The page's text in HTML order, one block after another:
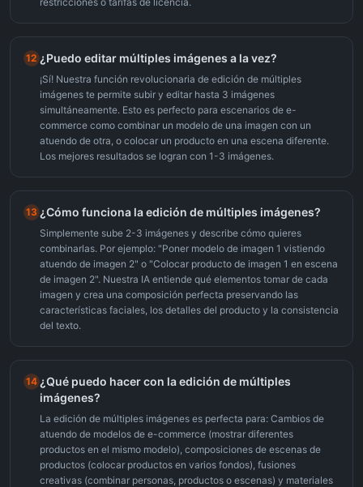
12 ¿Puedo editar múltiples imágenes a la vez?
¡Sí! Nuestra función revolucionaria de edición de múltiples
imágenes te permite subir y editar hasta 3 imágenes
simultáneamente. Esto es perfecto para escenarios de e-
commerce como combinar un modelo de una imagen con un
atuendo de otra, o colocar un producto en una escena diferente.
Los mejores resultados se logran con 1-3 imágenes.
13 ¿Cómo funciona la edición de múltiples imágenes?
Simplemente sube 2-3 imágenes y describe cómo quieres
combinarlas. Por ejemplo: "Poner modelo de imagen 1 vistiendo
atuendo de imagen 2" o "Colocar producto de imagen 1 en escena
de imagen 2". Nuestra IA entiende qué elementos tomar de cada
imagen y crea una composición perfecta preservando las
características faciales, los detalles del producto y la consistencia
del texto.
14 ¿Qué puedo hacer con la edición de múltiples
imágenes?
La edición de múltiples imágenes es perfecta para: Cambios de
atuendo de modelos de e-commerce (mostrar diferentes
productos en el mismo modelo), composiciones de escenas de
productos (colocar productos en varios fondos), fusiones
creativas (combinar personas, productos o escenas) y materiales